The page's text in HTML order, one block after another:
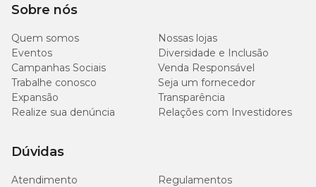
Sobre nós
Quem somos
Nossas lojas
Eventos
Diversidade e Inclusão
Campanhas Sociais
Venda Responsável
Trabalhe conosco
Seja um fornecedor
Expansão
Transparência
Realize sua denúncia
Relações com Investidores
Dúvidas
Atendimento
Regulamentos